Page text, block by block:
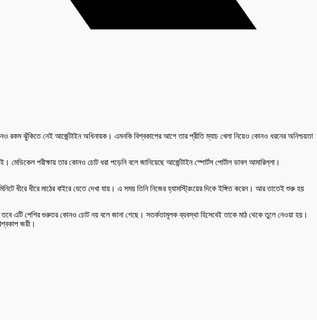
রকম ঝুঁকিতে নেই আর্জেন্টাইন অধিনায়ক। এমনকি বিশ্বকাপের আগে তার প্রীতি ম্যাচ খেলা নিয়েও কোনও ধরনের অনিশ্চয়তা
পরীক্ষায় তার কোনও চোট ধরা পড়েনি বলে জানিয়েছে আর্জেন্টাইন স্পোর্টস পোর্টাল ডাবল আমারিল্লা।
ধীরে ধীরে মাঠের বাইরে যেতে দেখা যায়। এ সময় তিনি নিজের হ্যামস্ট্রিংয়ের দিকে ইঙ্গিত করেন। আর তাতেই শুরু হয়
তবে এটি পেশির গুরুতর কোনও চোট নয় বলে জানা গেছে। সতর্কতামূলক ব্যবস্থা হিসেবেই তাকে মাঠ থেকে তুলে নেওয়া হয়।
জয়ী।